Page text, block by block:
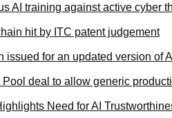
AI training against active cyber
hit by ITC patent judgement
for an updated version of
deal to allow generic
Need for AI